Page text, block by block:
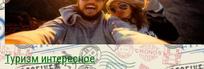
Туризм интересное